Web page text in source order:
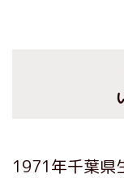
1971年千葉県